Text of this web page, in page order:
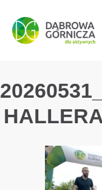
PRZEJDŹ DO
PRZEJDŹ DO
PRZEJDŹ DO